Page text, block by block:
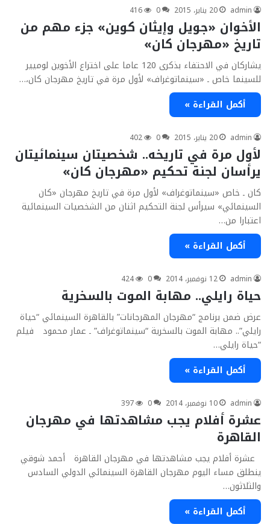
admin 20 يناير، 2015 0
416
الأخوان «جويل وإيثان كوين» جزء مهم من
تاريخ «مهرجان كان»
يشاركان في الاحتفاء بذكرى 120 عاما على اختراع الأخوين لوميير
للسينما خاص ـ «سينماتوغراف» لأول مرة في تاريخ مهرجان كان،…
أكمل القراءة »
admin 20 يناير، 2015 0
402
لأول مرة في تاريخه.. شخصيتان سينمائيتان
يرأسان لجنة تحكيم «مهرجان كان»
كان ـ خاص «سينماتوغراف» لأول مرة في تاريخ مهرجان «كان
السينمائي» سيرأس لجنة التحكيم اثنان من الشخصيات السينمائية
اعتبارا من…
أكمل القراءة »
admin 12 نوفمبر، 2014 0
424
حياة رايلي.. مهابة الموت بالسخرية
عرض ضمن برنامج “مهرجان المهرجانات” بالقاهرة السينمائي “حياة
رايلي”.. مهابة الموت بالسخرية “سينماتوغراف” ـ عمار محمود فيلم
“حياة رايلي…
أكمل القراءة »
admin 10 نوفمبر، 2014 0
397
عشرة أفلام يجب مشاهدتها في مهرجان
القاهرة
عشرة أفلام يجب مشاهدتها في مهرجان القاهرة أحمد شوقي
ينطلق مساء اليوم مهرجان القاهرة السينمائي الدولي السادس
والثلاثون…
أكمل القراءة »